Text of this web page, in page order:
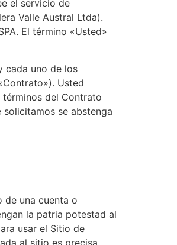
el servicio de
Valle Austral Ltda).
El término «Usted»
cada uno de los
Usted
del Contrato
se abstenga
de una cuenta o
la patria potestad al
usar el Sitio de
al sitio es precisa,